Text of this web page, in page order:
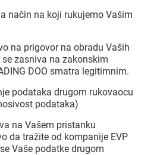
način na koji rukujemo Vašim
na prigovor na obradu Vaših
zasniva na zakonskim
DOO smatra legitimnim.
podataka drugom rukovaocu
podataka)
na Vašem pristanku
da tražite od kompanije EVP
Vaše podatke drugom